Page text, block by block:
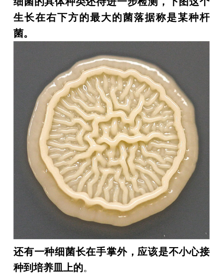
生长在右下方的最大的菌落据称是某种杆
菌。
还有一种细菌长在手掌外，应该是不小心接
种到培养皿上的。